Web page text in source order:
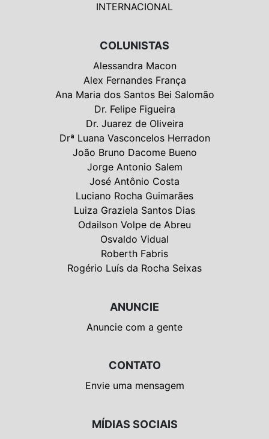
INTERNACIONAL
COLUNISTAS
Alessandra Macon
Alex Fernandes França
Ana Maria dos Santos Bei Salomão
Dr. Felipe Figueira
Dr. Juarez de Oliveira
Drª Luana Vasconcelos Herradon
João Bruno Dacome Bueno
Jorge Antonio Salem
José Antônio Costa
Luciano Rocha Guimarães
Luiza Graziela Santos Dias
Odailson Volpe de Abreu
Osvaldo Vidual
Roberth Fabris
Rogério Luís da Rocha Seixas
ANUNCIE
Anuncie com a gente
CONTATO
Envie uma mensagem
MÍDIAS SOCIAIS